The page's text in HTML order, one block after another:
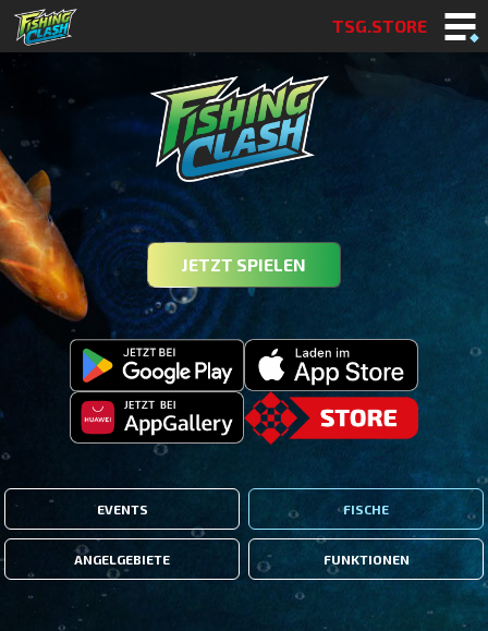
TSG.STORE
JETZT SPIELEN
EVENTS FISCHE
ANGELGEBIETE FUNKTIONEN